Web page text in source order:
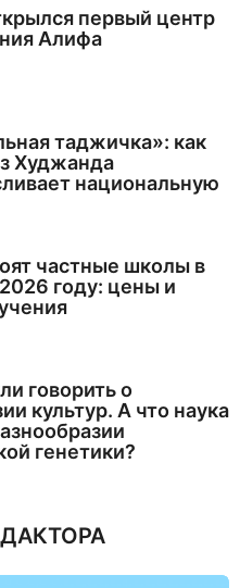
первый центр
Алифа
таджичка»: как
Худжанда
национальную
частные школы в
году: цены и
говорить о
культур. А что наука
генетики?